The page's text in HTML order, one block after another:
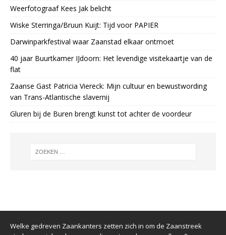
Weerfotograaf Kees Jak belicht
Wiske Sterringa/Bruun Kuijt: Tijd voor PAPIER
Darwinparkfestival waar Zaanstad elkaar ontmoet
40 jaar Buurtkamer IJdoorn: Het levendige visitekaartje van de
flat
Zaanse Gast Patricia Viereck: Mijn cultuur en bewustwording
van Trans-Atlantische slavernij
Gluren bij de Buren brengt kunst tot achter de voordeur
Welke gedreven Zaankanters zetten zich in om de Zaanstreek